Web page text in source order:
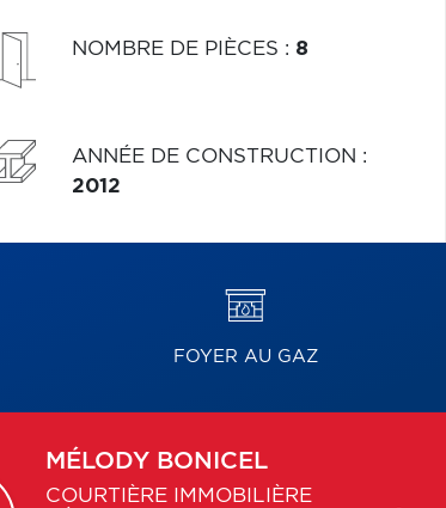
propriété alliant confort et emplacement de choix.
NOMBRE DE PIÈCES : 8
ANNÉE DE CONSTRUCTION :
2012
FOYER AU GAZ
MÉLODY BONICEL
COURTIÈRE IMMOBILIÈRE